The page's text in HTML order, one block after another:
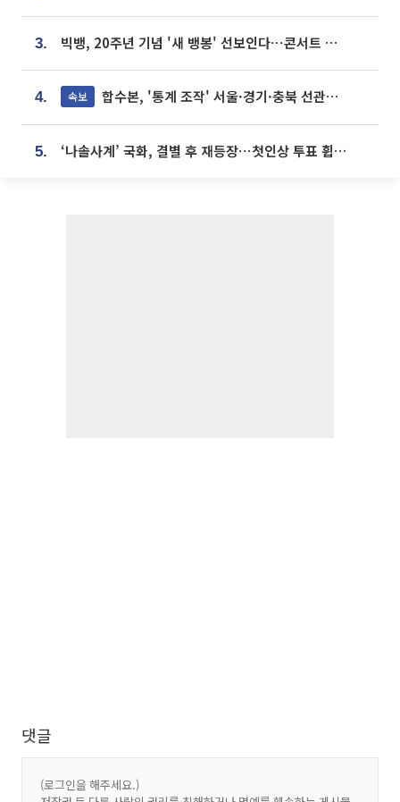
3. 빅뱅, 20주년 기념 '새 뱅봉' 선보인다⋯콘서트 앞두고 팝업 개최
4. 속보 합수본, '통계 조작' 서울·경기·충북 선관위 등 추가 압수수색
5. ‘나솔사계’ 국화, 결별 후 재등장⋯첫인상 투표 휩쓸고 ‘인기녀’ 등극
댓글